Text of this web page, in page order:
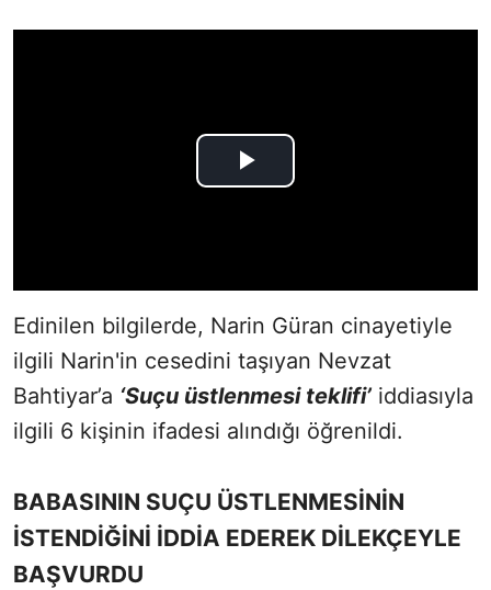
Edinilen bilgilerde, Narin Güran cinayetiyle
ilgili Narin'in cesedini taşıyan Nevzat
Bahtiyar’a ‘Suçu üstlenmesi teklifi’ iddiasıyla
ilgili 6 kişinin ifadesi alındığı öğrenildi.
BABASININ SUÇU ÜSTLENMESİNİN
İSTENDİĞİNİ İDDİA EDEREK DİLEKÇEYLE
BAŞVURDU